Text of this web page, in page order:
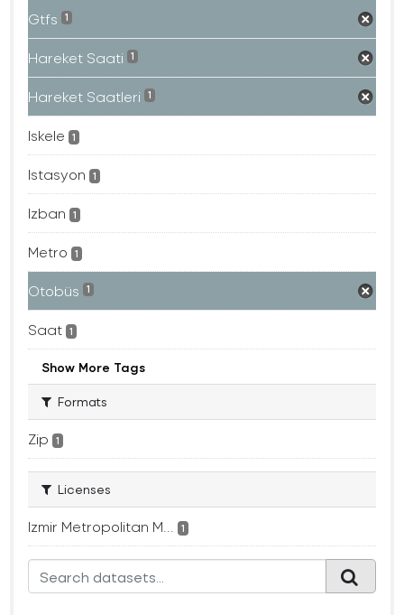
Gtfs 1
Hareket Saati 1
Hareket Saatleri 1
Iskele 1
Istasyon 1
Izban 1
Metro 1
Otobüs 1
Saat 1
Show More Tags
Formats
Zip 1
Licenses
Izmir Metropolitan M... 1